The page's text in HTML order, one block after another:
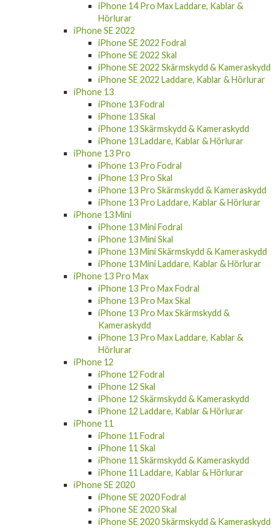
iPhone 14 Pro Max Laddare, Kablar &
Hörlurar
iPhone SE 2022
iPhone SE 2022 Fodral
iPhone SE 2022 Skal
iPhone SE 2022 Skärmskydd & Kameraskydd
iPhone SE 2022 Laddare, Kablar & Hörlurar
iPhone 13
iPhone 13 Fodral
iPhone 13 Skal
iPhone 13 Skärmskydd & Kameraskydd
iPhone 13 Laddare, Kablar & Hörlurar
iPhone 13 Pro
iPhone 13 Pro Fodral
iPhone 13 Pro Skal
iPhone 13 Pro Skärmskydd & Kameraskydd
iPhone 13 Pro Laddare, Kablar & Hörlurar
iPhone 13 Mini
iPhone 13 Mini Fodral
iPhone 13 Mini Skal
iPhone 13 Mini Skärmskydd & Kameraskydd
iPhone 13 Mini Laddare, Kablar & Hörlurar
iPhone 13 Pro Max
iPhone 13 Pro Max Fodral
iPhone 13 Pro Max Skal
iPhone 13 Pro Max Skärmskydd &
Kameraskydd
iPhone 13 Pro Max Laddare, Kablar &
Hörlurar
iPhone 12
iPhone 12 Fodral
iPhone 12 Skal
iPhone 12 Skärmskydd & Kameraskydd
iPhone 12 Laddare, Kablar & Hörlurar
iPhone 11
iPhone 11 Fodral
iPhone 11 Skal
iPhone 11 Skärmskydd & Kameraskydd
iPhone 11 Laddare, Kablar & Hörlurar
iPhone SE 2020
iPhone SE 2020 Fodral
iPhone SE 2020 Skal
iPhone SE 2020 Skärmskydd & Kameraskydd